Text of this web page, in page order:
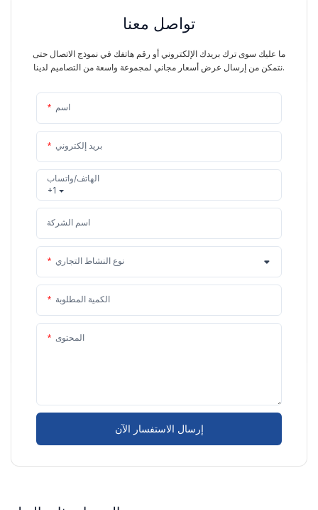
تواصل معنا
ما عليك سوى ترك بريدك الإلكتروني أو رقم هاتفك في نموذج الاتصال حتى
نتمكن من إرسال عرض أسعار مجاني لمجموعة واسعة من التصاميم لدينا.
اسم
بريد إلكتروني
+1
الهاتف/واتساب
اسم الشركة
نوع النشاط التجاري
الكمية المطلوبة
المحتوى
إرسال الاستفسار الآن